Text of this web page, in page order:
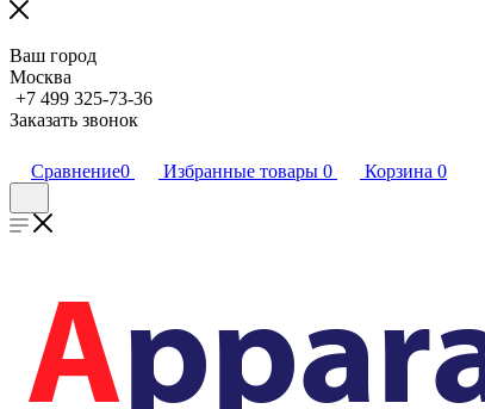
Ваш город
Москва
+7 499 325-73-36
Заказать звонок
Сравнение0 Избранные товары 0 Корзина 0